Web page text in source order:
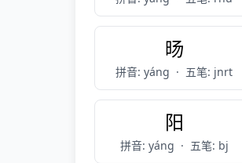
旸
拼音: yáng · 五笔: jnrt
阳
拼音: yáng · 五笔: bj